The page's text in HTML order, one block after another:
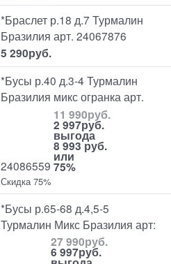
*Браслет р.18 д.7 Турмалин
Бразилия арт. 24067876
5 290руб.
*Бусы р.40 д.3-4 Турмалин
Бразилия микс огранка арт.
24086559
11 990руб.
2 997руб.
выгода
8 993 руб.
или
75%
Скидка 75%
*Бусы р.65-68 д.4,5-5
Турмалин Микс Бразилия арт:
27 990руб.
6 997руб.